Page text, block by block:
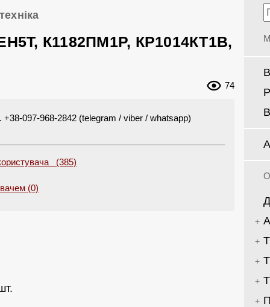
К1182ПМ1Р, КР1014КТ1В,
74
+38-097-968-2842 (telegram / viber / whatsapp)
(385)
(0)